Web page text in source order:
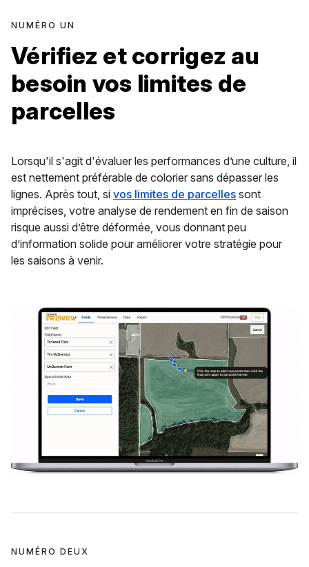
NUMÉRO UN
Vérifiez et corrigez au
besoin vos limites de
parcelles
Lorsqu'il s'agit d'évaluer les performances d’une culture, il
est nettement préférable de colorier sans dépasser les
lignes. Après tout, si vos limites de parcelles sont
imprécises, votre analyse de rendement en fin de saison
risque aussi d’être déformée, vous donnant peu
d’information solide pour améliorer votre stratégie pour
les saisons à venir.
NUMÉRO DEUX